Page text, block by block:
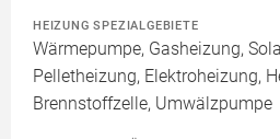
HEIZUNG SPEZIALGEBIETE
Wärmepumpe, Gasheizung,
Pelletheizung, Elektroheizung,
Brennstoffzelle, Umwälzpumpe